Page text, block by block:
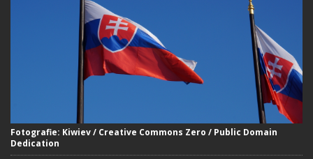
Fotografie: Kiwiev / Creative Commons Zero / Public Domain
Dedication